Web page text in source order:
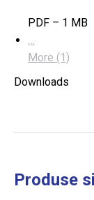
PDF – 1 MB
More (1)
Downloads
Produse